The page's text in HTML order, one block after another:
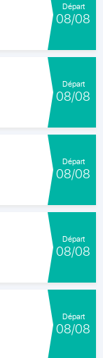
Départ
08/08
Départ
08/08
Départ
08/08
Départ
08/08
Départ
08/08